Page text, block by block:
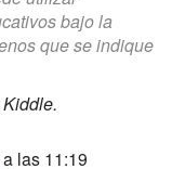
bajo la
que se indique
las 11:19